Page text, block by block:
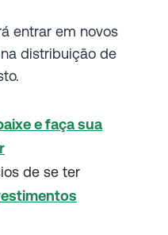
entrar em novos
distribuição de
e faça sua
de se ter